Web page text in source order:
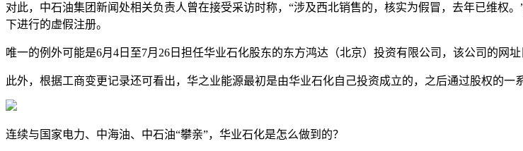
对此，中石油集团新闻处相关负责人曾在接受采访时称，“涉及西北销售的，核实为假冒，去年已维权
下进行的虚假注册。
唯一的例外可能是6月4日至7月26日担任华业石化股东的东方鸿达（北京）投资有限公司，该公司的网
此外，根据工商变更记录还可看出，华之业能源最初是由华业石化自己投资成立的，之后通过股权的一
连续与国家电力、中海油、中石油“攀亲”，华业石化是怎么做到的？